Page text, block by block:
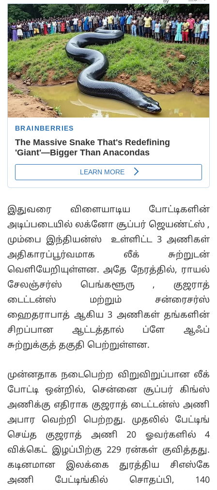
இதுவரை விளையாடிய போட்டிகளின்
அடிப்படையில் லக்னோ சூப்பர் ஜெயண்ட்ஸ் ,
மும்பை இந்தியன்ஸ் உள்ளிட்ட 3 அணிகள்
அதிகாரப்பூர்வமாக லீக் சுற்றுடன்
வெளியேறியுள்ளன. அதே நேரத்தில், ராயல்
சேலஞ்சர்ஸ் பெங்களூரு , குஜராத்
டைட்டன்ஸ் மற்றும் சன்ரைசர்ஸ்
ஹைதராபாத் ஆகிய 3 அணிகள் தங்களின்
சிறப்பான ஆட்டத்தால் ப்ளே ஆஃப்
சுற்றுக்குத் தகுதி பெற்றுள்ளன.
முன்னதாக நடைபெற்ற விறுவிறுப்பான லீக்
போட்டி ஒன்றில், சென்னை சூப்பர் கிங்ஸ்
அணிக்கு எதிராக குஜராத் டைட்டன்ஸ் அணி
அபார வெற்றி பெற்றது. முதலில் பேட்டிங்
செய்த குஜராத் அணி 20 ஓவர்களில் 4
விக்கெட் இழப்பிற்கு 229 ரன்கள் குவித்தது.
கடினமான இலக்கை துரத்திய சிஎஸ்கே
அணி பேட்டிங்கில் சொதப்பி, 140